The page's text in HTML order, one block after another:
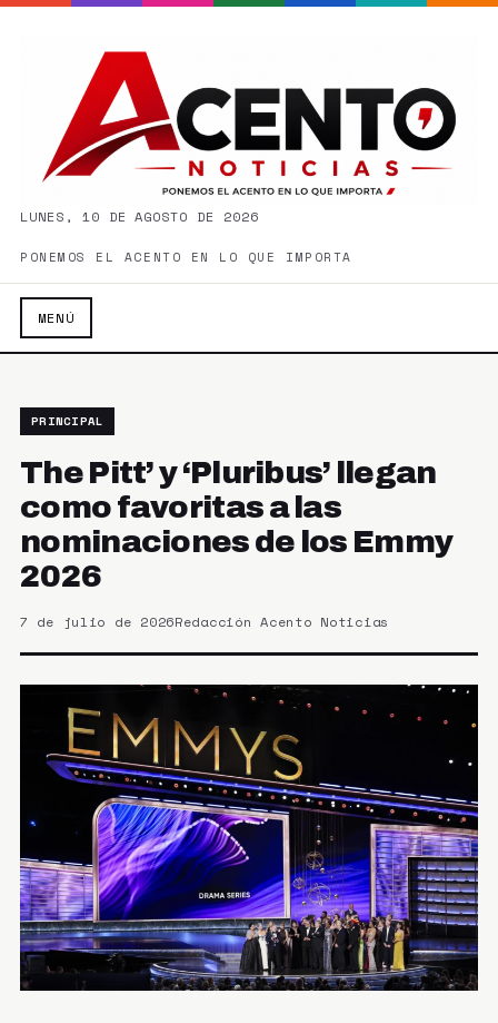
LUNES, 10 DE AGOSTO DE 2026
PONEMOS EL ACENTO EN LO QUE IMPORTA
MENÚ
PRINCIPAL
The Pitt’ y ‘Pluribus’ llegan
como favoritas a las
nominaciones de los Emmy
2026
7 de julio de 2026Redacción Acento Noticias